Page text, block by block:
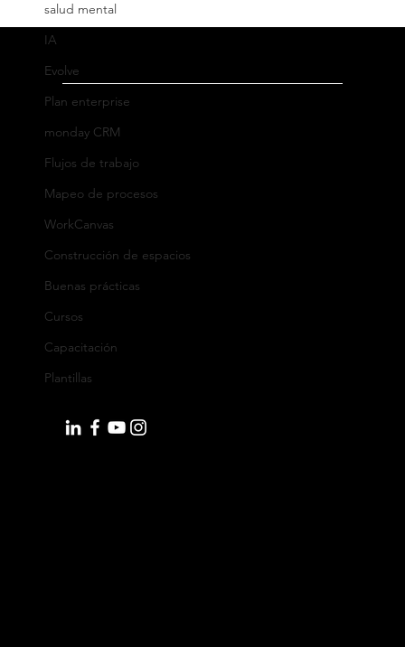
salud mental
IA
Evolve
Plan enterprise
monday CRM
Flujos de trabajo
Mapeo de procesos
WorkCanvas
Construcción de espacios
Buenas prácticas
Cursos
Capacitación
Plantillas
perfil de tu cliente ideal
Dirección
Oficina México
C.P. 01020, Ciudad de México, México
Tel: +52 (55) 5662 4041
WhatsApp: +52 (55) 5182 6823
Calle Eduardo Ibarra 6, Edificio BSSC
C.P. 50009, Zaragoza, España
WhatsApp: +34 644 39 88 22